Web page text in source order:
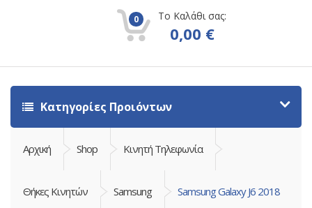
0 Το Καλάθι σας:
0,00 €
Κατηγορίες Προιόντων
Αρχική Shop Κινητή Τηλεφωνία
Θήκες Κινητών Samsung Samsung Galaxy J6 2018